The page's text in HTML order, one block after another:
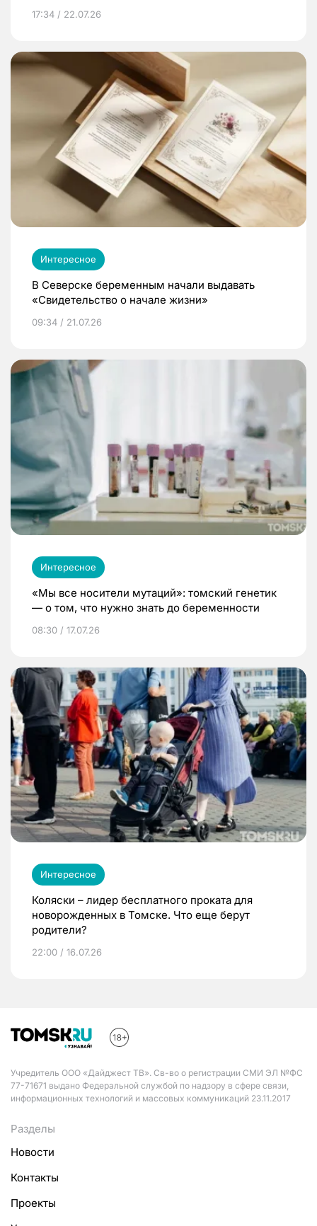
17:34 / 22.07.26
Интересное
В Северске беременным начали выдавать
«Свидетельство о начале жизни»
09:34 / 21.07.26
Интересное
«Мы все носители мутаций»: томский генетик
— о том, что нужно знать до беременности
08:30 / 17.07.26
Интересное
Коляски – лидер бесплатного проката для
новорожденных в Томске. Что еще берут
родители?
22:00 / 16.07.26
Учредитель ООО «Дайджест ТВ». Св-во о регистрации СМИ ЭЛ №ФС
77-71671 выдано Федеральной службой по надзору в сфере связи,
информационных технологий и массовых коммуникаций 23.11.2017
Разделы
Новости
Контакты
Проекты